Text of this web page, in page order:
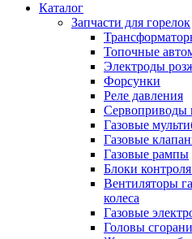
Каталог
Запчасти для горелок
Топочные
Электроды
Форсунки
Реле давления
Сервоприводы
Газовые
Газовые
Газовые рампы
Блоки
Вентиляторы
колеса
Газовые
Головы